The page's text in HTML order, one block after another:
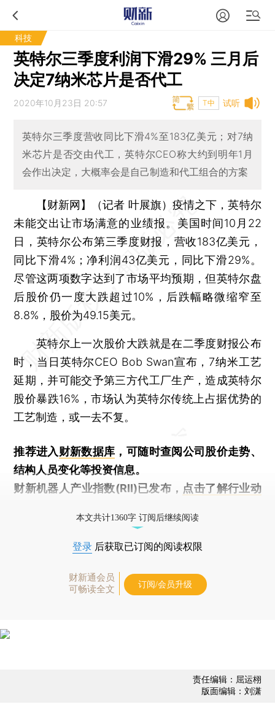
科技
英特尔三季度利润下滑29% 三月后
决定7纳米芯片是否代工
试听
2020年10月23日 20:57 T中
英特尔三季度营收同比下滑4%至183亿美元；对7纳
米芯片是否交由代工，英特尔CEO称大约到明年1月
会作出决定，大概率会是自己制造和代工组合的方案
【财新网】（记者 叶展旗） 疫情之下，英特尔
未能交出让市场满意的业绩报。美国时间10月22
日，英特尔公布第三季度财报，营收183亿美元，
同比下滑4%；净利润43亿美元，同比下滑29%。
尽管这两项数字达到了市场平均预期，但英特尔盘
后股价仍一度大跌超过10%，后跌幅略微缩窄至
8.8%，股价为49.15美元。
英特尔上一次股价大跌就是在二季度财报公布
时，当日英特尔CEO Bob Swan宣布，7纳米工艺
延期，并可能交予第三方代工厂生产，造成英特尔
股价暴跌16%，市场认为英特尔传统上占据优势的
工艺制造，或一去不复。
推荐进入财新数据库 ，可随时查阅公司股价走势、
结构人员变化等投资信息。
财新机器人产业指数(RII)已发布， 点击了解行业动
本文共计1360字 订阅后继续阅读
登录 后获取已订阅的阅读权限
财新通会员
可畅读全文
订阅/会员升级
责任编辑：屈运栩
版面编辑：刘潇